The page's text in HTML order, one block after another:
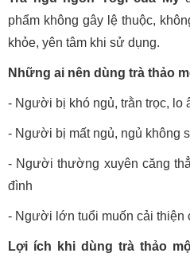
phẩm không gây lệ thuộc,
khỏe, yên tâm khi sử dụng.
Những ai nên dùng trà thảo
- Người bị khó ngủ, trằn trọc, lo
- Người bị mất ngủ, ngủ không
- Người thường xuyên căng
đình
- Người lớn tuổi muốn cải thiện
Lợi ích khi dùng trà thảo